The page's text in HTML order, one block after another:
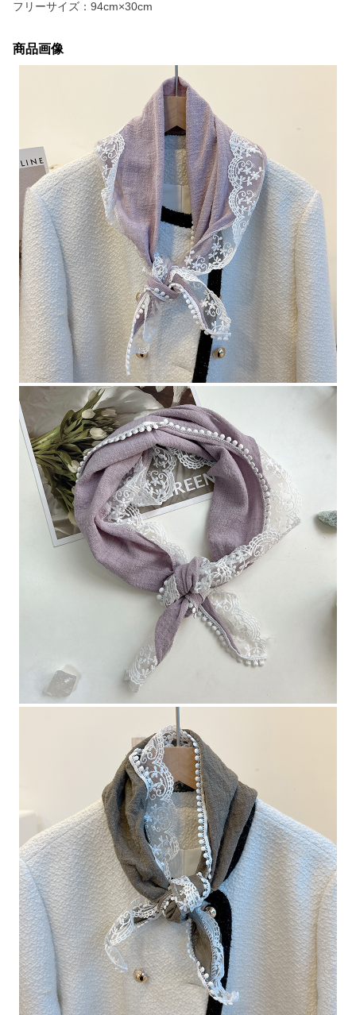
フリーサイズ：94cm×30cm
商品画像